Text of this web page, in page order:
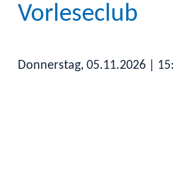
Donnerstag, 05.11.2026 |
Vorleseclub